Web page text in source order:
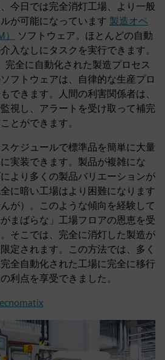
今日では完全消灯工場、より一般
が可能になっています 製造オペ
ソフトウェア。ほとんどの自動
入なしにタスクを実行できます。
完全に自動化された製造プロセス
フトウェアは、自律的な生産プロ
できます。人間の利害関係者は、
視し、アラートを受け取って補完
とができます。
ケジュールで標準品を簡単に大量
実装できます。製品が複雑にな
より多くの製品バリエーションが
に暗い工場はより困難になります
が）。このような傾向を経験して
まばらな」工場フロアの恩恵を受
そこでは、完全に消灯した製造が
定されます。この方法では、多く
全自動化された工場に完全に移行
利点を享受できました。